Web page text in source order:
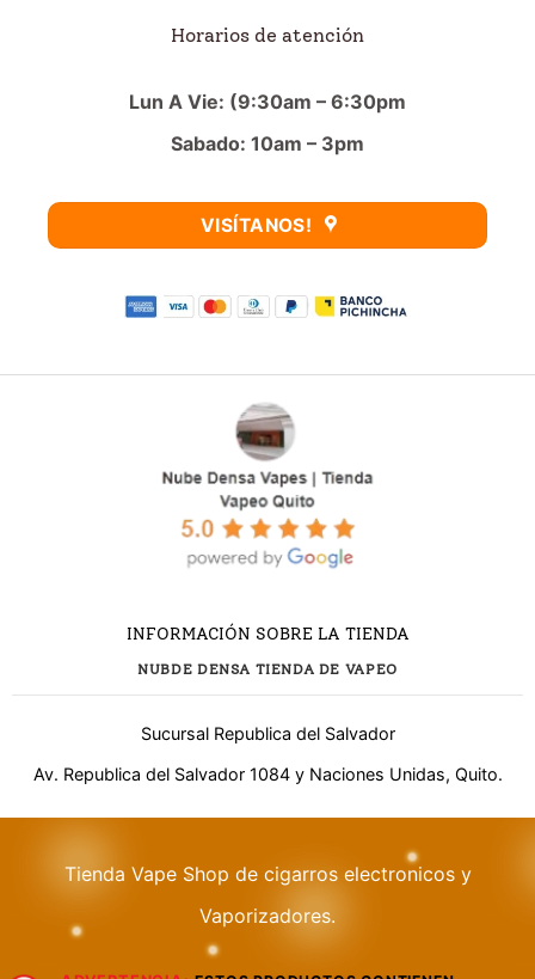
INFORMACIÓN SOBRE LA TIENDA
NUBDE DENSA TIENDA DE VAPEO
Sucursal Republica del Salvador
Av. Republica del Salvador 1084 y Naciones Unidas, Quito.
Horarios de atención
Lun A Vie: (9:30am – 6:30pm
Sabado: 10am – 3pm
VISÍTANOS!
Tienda Vape Shop de cigarros electronicos y
Vaporizadores.